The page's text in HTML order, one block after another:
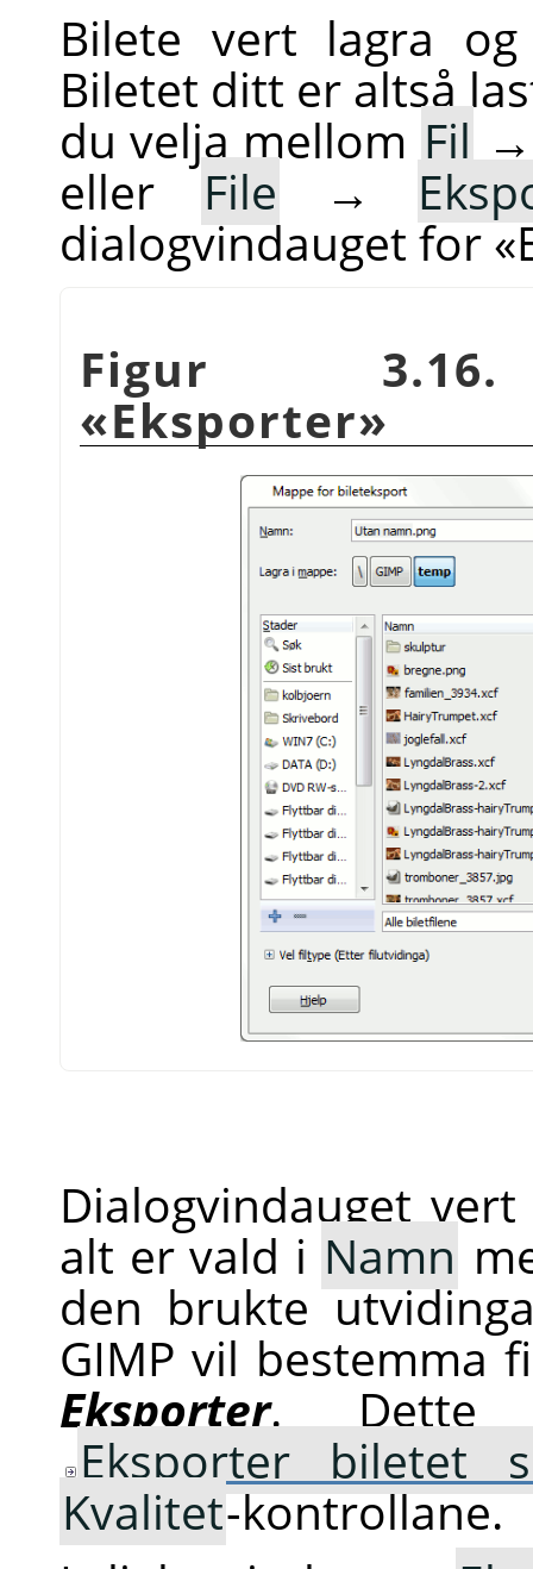
Bilete vert lagra
Biletet ditt er altså
du velja mellom Fil
ellerFile →
dialogvindauget for
Figur 3.16.
«Eksporter»
Dialogvindauget
alt er vald i Namn
den brukte
GIMP vil bestemma
Eksporter. Dette
Eksporter biletet
Kvalitet-kontrollane.